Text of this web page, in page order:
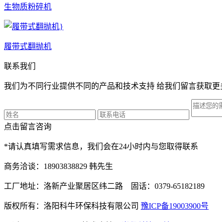
生物质粉碎机
履带式翻抛机
联系我们
我们为不同行业提供不同的产品和技术支持 给我们留言获取更
点击留言咨询
*请认真填写需求信息，我们会在24小时内与您取得联系
商务洽谈：18903838829 韩先生
工厂地址：洛新产业聚居区纬二路 固话：0379-65182189
版权所有：洛阳科牛环保科技有限公司 豫ICP备19003900号